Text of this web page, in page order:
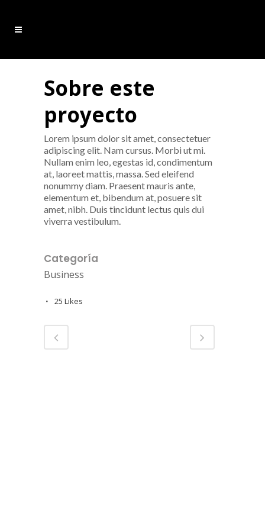
Sobre este
proyecto
Lorem ipsum dolor sit amet, consectetuer
adipiscing elit. Nam cursus. Morbi ut mi.
Nullam enim leo, egestas id, condimentum
at, laoreet mattis, massa. Sed eleifend
nonummy diam. Praesent mauris ante,
elementum et, bibendum at, posuere sit
amet, nibh. Duis tincidunt lectus quis dui
viverra vestibulum.
Categoría
Business
25 Likes